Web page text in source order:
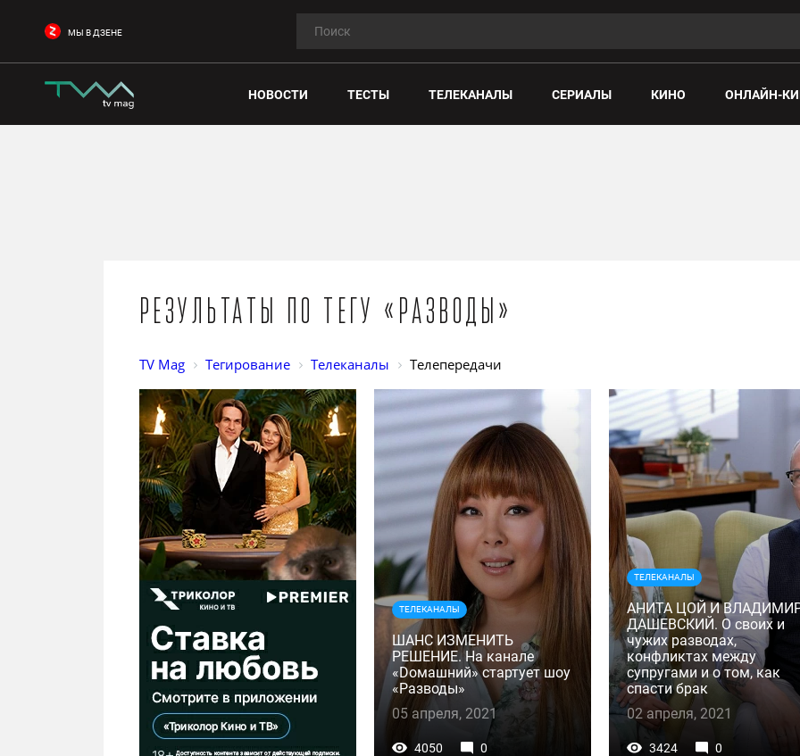
МЫ В ДЗЕНЕ
НОВОСТИ ТЕСТЫ ТЕЛЕКАНАЛЫ СЕРИАЛЫ КИНО ОНЛАЙН-
Результаты по тегу «Разводы»
TV Mag Тегирование Телеканалы Телепередачи
ТЕЛЕКАНАЛЫ
ШАНС ИЗМЕНИТЬ
РЕШЕНИЕ. На канале
«Dомашний» стартует шоу
«Разводы»
05 апреля, 2021
4050 0
ТЕЛЕКАНАЛЫ
АНИТА ЦОЙ И
ДАШЕВСКИЙ. О своих и
чужих разводах,
конфликтах между
супругами и о том, как
спасти брак
02 апреля, 2021
3424 0